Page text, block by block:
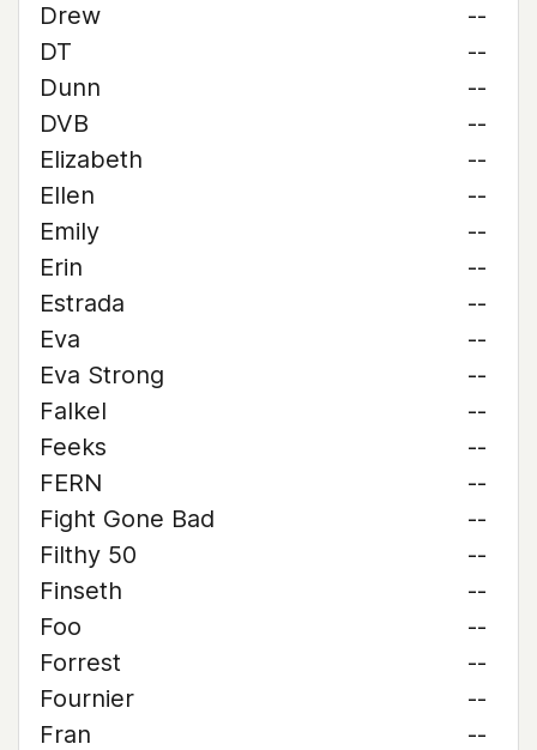
Drew
--
DT
--
Dunn
--
DVB
--
Elizabeth
--
Ellen
--
Emily
--
Erin
--
Estrada
--
Eva
--
Eva Strong
--
Falkel
--
Feeks
--
FERN
--
Fight Gone Bad
--
Filthy 50
--
Finseth
--
Foo
--
Forrest
--
Fournier
--
Fran
--